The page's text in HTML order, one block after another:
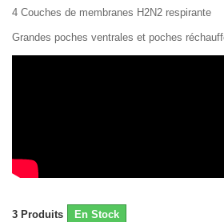
4 Couches de membranes H2N2 respirante
Grandes poches ventrales et poches
3 Produits En Stock